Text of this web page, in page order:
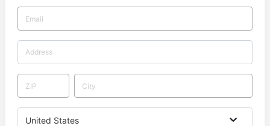
United States